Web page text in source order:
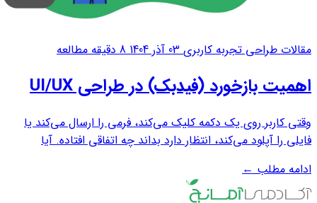
مقالات طراحی تجربه کاربری 03 آذر 1404 8 دقیقه مطالعه
اهمیت بازخورد (فیدبک) در طراحی UI/UX
وقتی کاربر روی یک دکمه کلیک می‌کند، فرمی را ارسال می‌کند یا
فایلی را آپلود می‌کند، انتظار دارد بداند چه اتفاقی افتاده. آیا
چیست؟ اگر محصول پاسخی ندهد، کاربر فقط یک حس را تجربه
می‌کند: ابهام. ابهام در...
ادامه مطلب←